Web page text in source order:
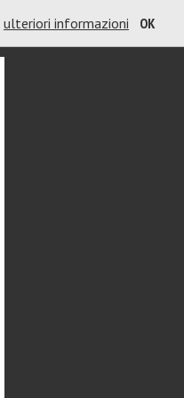
ulteriori informazioni OK